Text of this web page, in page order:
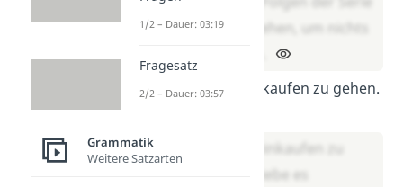
nochmal gesehen, um nichts
Ich liebe es einkaufen zu gehen.
Ich liebe es, einkaufen zu
gehen. / Ich liebe es
1/2 – Dauer: 03:19
Fragesatz
2/2 – Dauer: 03:57
Grammatik
Weitere Satzarten